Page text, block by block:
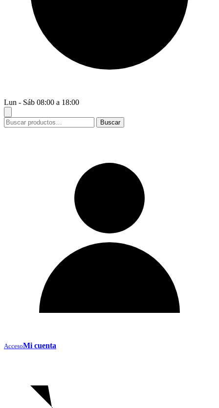
Lun - Sáb 08:00 a 18:00
Buscar
por:
Buscar
AccesoMi cuenta